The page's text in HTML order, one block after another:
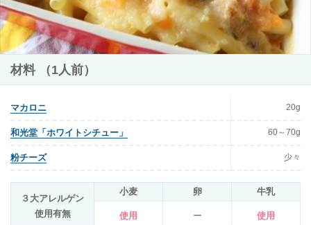
材料 （1人前）
マカロニ 20g
和光堂「ホワイトシチュー」 60～70g
粉チーズ 少々
３大アレルゲン
使用有無
小麦 卵 牛乳
使用 ー 使用